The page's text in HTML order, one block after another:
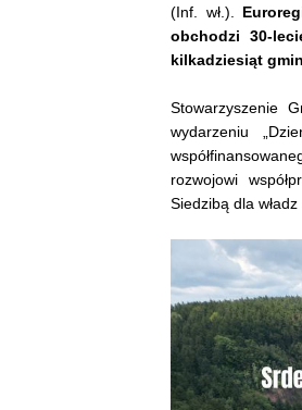
(Inf. wł.).
obchodzi 30-
kilkadziesiąt
Stowarzyszenie
wydarzeniu
rozwojowi
Siedzibą dla